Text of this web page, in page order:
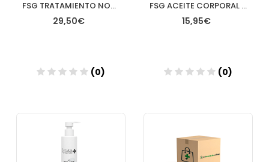
FSG TRATAMIENTO NOCHE LIPOREDUCTOR INTENSIVO 250ML
29,50€
(0)
FSG ACEITE CORPORAL REAFIRMANTE Y NUTRITIVO SPRAY 100ML
15,95€
(0)